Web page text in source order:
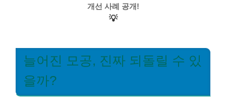
개선 사례 공개!
💡
늘어진 모공, 진짜 되돌릴 수 있
을까?